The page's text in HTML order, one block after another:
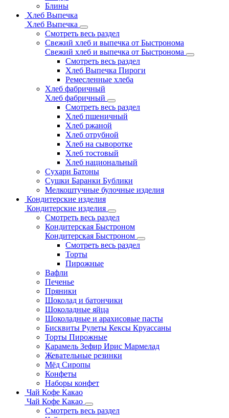
Блины
Хлеб Выпечка
Хлеб Выпечка
Смотреть весь раздел
Свежий хлеб и выпечка от Быстронома
Свежий хлеб и выпечка от Быстронома
Смотреть весь раздел
Хлеб Выпечка Пироги
Ремесленные хлеба
Хлеб фабричный
Хлеб фабричный
Смотреть весь раздел
Хлеб пшеничный
Хлеб ржаной
Хлеб отрубной
Хлеб на сыворотке
Хлеб тостовый
Хлеб национальный
Сухари Батоны
Сушки Баранки Бублики
Мелкоштучные булочные изделия
Кондитерские изделия
Кондитерские изделия
Смотреть весь раздел
Кондитерская Быстроном
Кондитерская Быстроном
Смотреть весь раздел
Торты
Пирожные
Вафли
Печенье
Пряники
Шоколад и батончики
Шоколадные яйца
Шоколадные и арахисовые пасты
Бисквиты Рулеты Кексы Круассаны
Торты Пирожные
Карамель Зефир Ирис Мармелад
Жевательные резинки
Мёд Сиропы
Конфеты
Наборы конфет
Чай Кофе Какао
Чай Кофе Какао
Смотреть весь раздел